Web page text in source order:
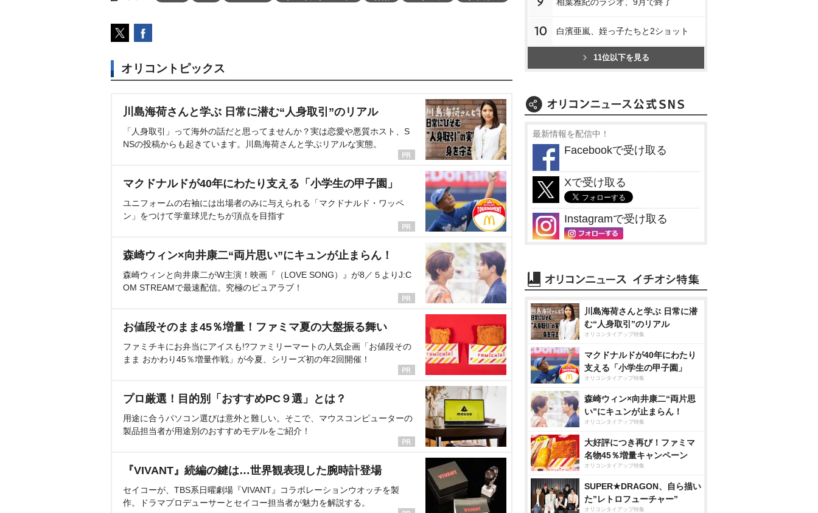
オリコントピックス
川島海荷さんと学ぶ 日常に潜む“人身取引”のリアル
「人身取引」って海外の話だと思ってませんか？実は恋愛や悪質ホスト、S
NSの投稿からも起きています。川島海荷さんと学ぶリアルな実態。
マクドナルドが40年にわたり支える「小学生の甲子園」
ユニフォームの右袖には出場者のみに与えられる「マクドナルド・ワッペ
ン」をつけて学童球児たちが頂点を目指す
森崎ウィン×向井康二“両片思い”にキュンが止まらん！
森崎ウィンと向井康二がW主演！映画『（LOVE SONG）』が8／５よりJ:C
OM STREAMで最速配信。究極のピュアラブ！
お値段そのまま45％増量！ファミマ夏の大盤振る舞い
ファミチキにお弁当にアイスも!?ファミリーマートの人気企画「お値段その
まま おかわり45％増量作戦」が今夏、シリーズ初の年2回開催！
プロ厳選！目的別「おすすめPC９選」とは？
用途に合うパソコン選びは意外と難しい。そこで、マウスコンピューターの
製品担当者が用途別のおすすめモデルをご紹介！
『VIVANT』続編の鍵は…世界観表現した腕時計登場
セイコーが、TBS系日曜劇場『VIVANT』コラボレーションウオッチを製
作。ドラマプロデューサーとセイコー担当者が魅力を解説する。
10 白濱亜嵐、姪っ子たちと2ショット
11位以下を見る
最新情報を配信中！
Facebookで受け取る
Xで受け取る
Instagramで受け取る
川島海荷さんと学ぶ 日常に潜
む“人身取引”のリアル
オリコンタイアップ特集
マクドナルドが40年にわたり
支える「小学生の甲子園」
オリコンタイアップ特集
森崎ウィン×向井康二“両片思
い”にキュンが止まらん！
オリコンタイアップ特集
大好評につき再び！ファミマ
名物45％増量キャンペーン
オリコンタイアップ特集
SUPER★DRAGON、自ら描い
た”レトロフューチャー”
オリコンタイアップ特集